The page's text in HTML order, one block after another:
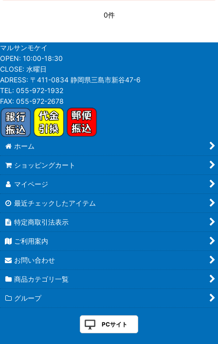
0件
マルサンモケイ
OPEN: 10:00-18:30
CLOSE: 水曜日
ADRESS: 〒411-0834 静岡県三島市新谷47-6
TEL: 055-972-1932
FAX: 055-972-2678
ホーム
ショッピングカート
マイページ
最近チェックしたアイテム
特定商取引法表示
ご利用案内
お問い合わせ
商品カテゴリ一覧
グループ
PCサイト